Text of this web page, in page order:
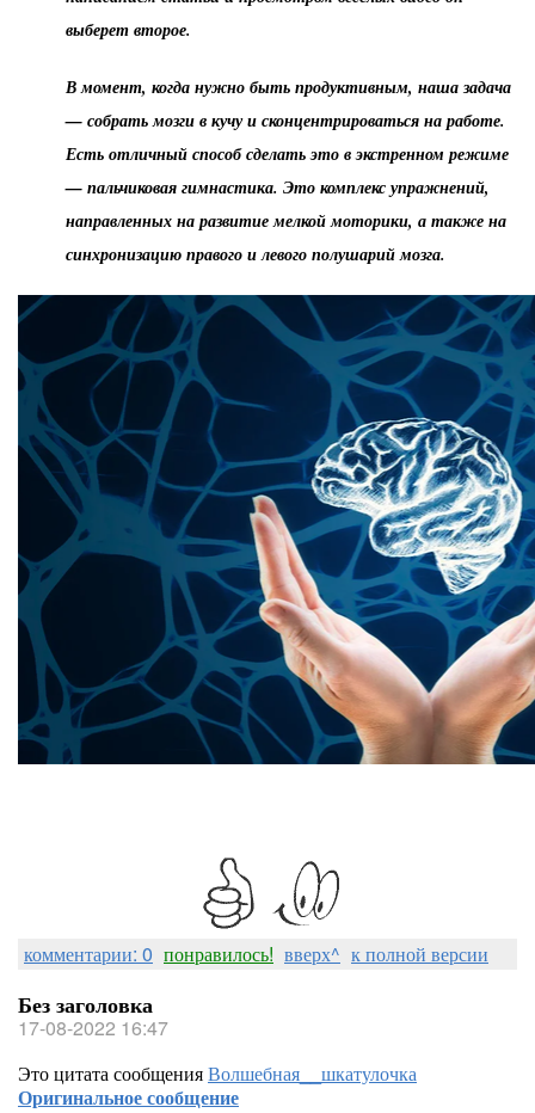
выберет второе.
В момент, когда нужно быть продуктивным, наша задача
— собрать мозги в кучу и сконцентрироваться на работе.
Есть отличный способ сделать это в экстренном режиме
— пальчиковая гимнастика. Это комплекс упражнений,
направленных на развитие мелкой моторики, а также на
синхронизацию правого и левого полушарий мозга.
комментарии: 0 понравилось! вверх^ к полной версии
Без заголовка
17-08-2022 16:47
Это цитата сообщенияВолшебная__шкатулочка
Оригинальное сообщение